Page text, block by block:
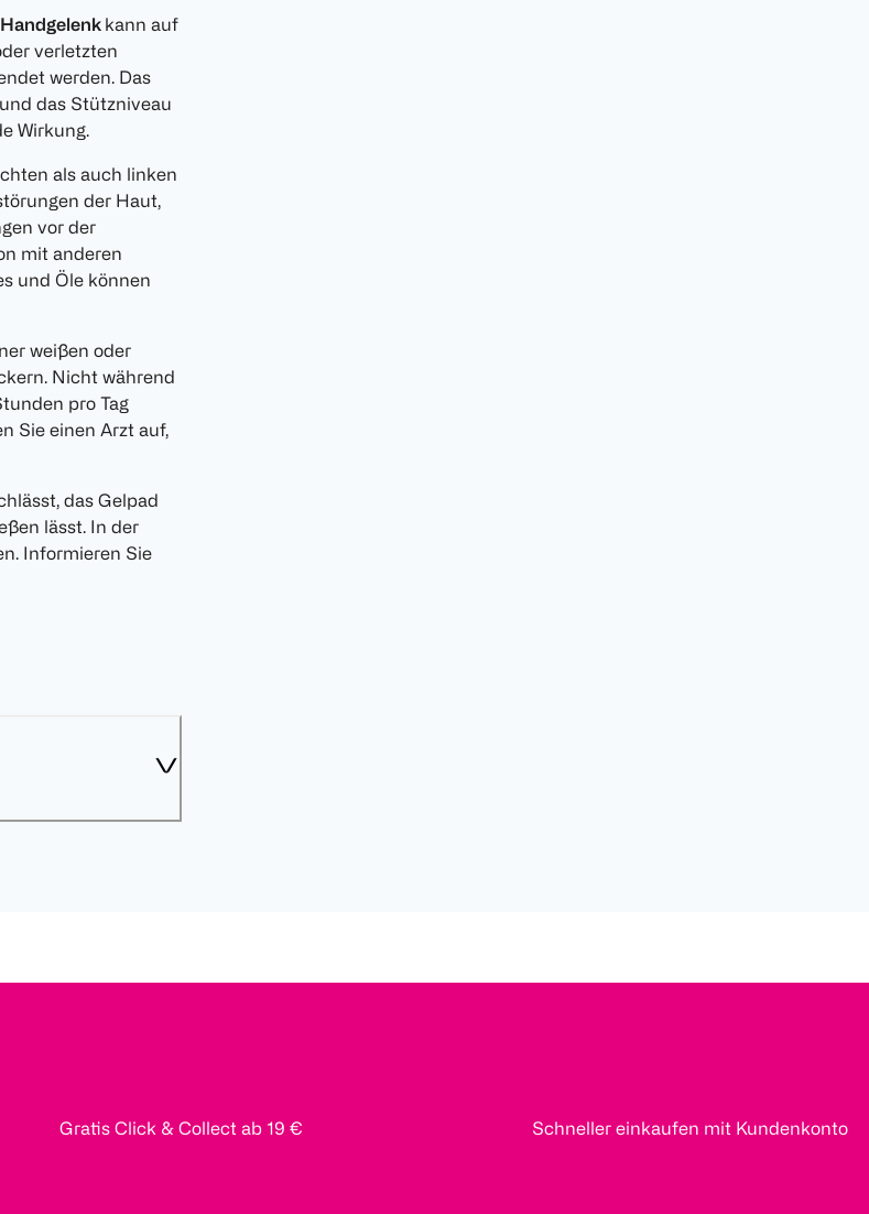
kann auf
verletzten
werden. Das
das Stützniveau
Wirkung.
als auch linken
der Haut,
vor der
mit anderen
und Öle können
weißen oder
Nicht während
pro Tag
Sie einen Arzt auf,
das Gelpad
lässt. In der
Informieren Sie
Gratis Click & Collect ab 19 € Schneller einkaufen mit Kundenkonto